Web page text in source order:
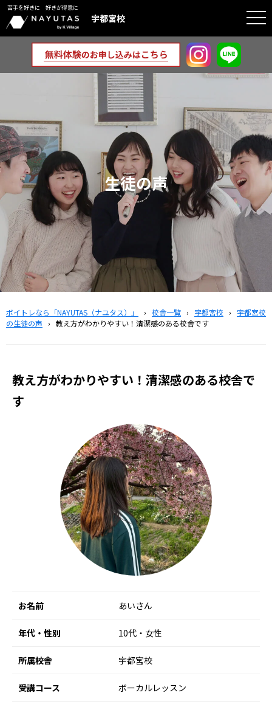
苦手を好きに 好きが得意に
宇都宮校
生徒の声
ボイトレなら「NAYUTAS（ナユタス）」 › 校舎一覧 › 宇都宮校 ›
宇都宮校
の生徒の声 › 教え方がわかりやすい！清潔感のある校舎です
教え方がわかりやすい！清潔感のある校舎で
す
お名前 あいさん
年代・性別 10代・女性
所属校舎 宇都宮校
受講コース ボーカルレッスン